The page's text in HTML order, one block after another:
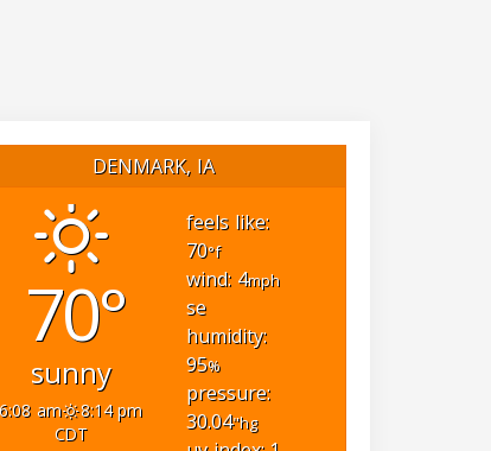
DENMARK, IA
70°
sunny
6:08 am
8:14 pm
CDT
feels like:
70°f
wind: 4mph
se
humidity:
95%
pressure:
30.04"hg